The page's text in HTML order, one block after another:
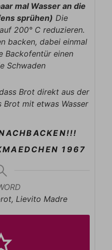
mal Wasser an die
sprühen) Die
200° C reduzieren.
backen, dabei einmal
Backofentür einen
Schwaden
Brot direkt aus der
Brot mit etwas Wasser
1967
Lievito Madre